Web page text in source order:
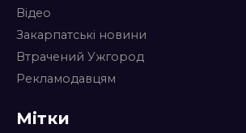
Відео
Закарпатські новини
Втрачений Ужгород
Рекламодавцям
Мітки